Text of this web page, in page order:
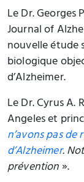
Le Dr.
Journal of
nouvelle étude
biologique
d’Alzheimer.
Le Dr. Cyrus A.
Angeles et
n’avons pas
d’Alzheimer.
prévention».